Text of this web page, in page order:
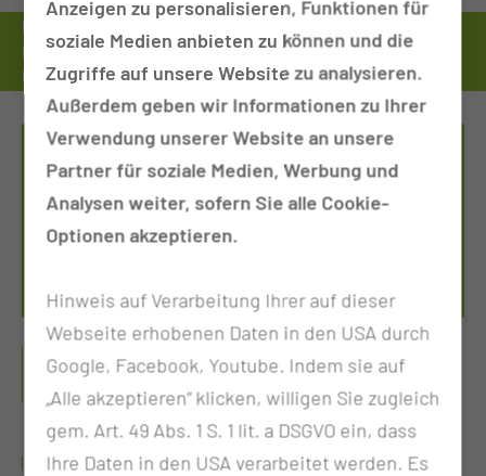
Patienten & Besucher
Kliniken, Departments & Sektionen
Nuklearmedizin
Port-Sprechstunde (Portkatheter)
TERMINVEREINBARUNG - ALEXANDER
REINSBERG
Tel.:+49 355 46 1642
PORT SPRECHSTUNDE
(PORTKATHETER)
WANN FINDET DIE SPRECHSTUNDE STATT?
Anzeigen zu personalisieren, Funktionen für
soziale Medien anbieten zu können und die
Zugriffe auf unsere Website zu analysieren.
Außerdem geben wir Informationen zu Ihrer
Verwendung unserer Website an unsere
Partner für soziale Medien, Werbung und
Analysen weiter, sofern Sie alle Cookie-
Optionen akzeptieren.
Hinweis auf Verarbeitung Ihrer auf dieser
Webseite erhobenen Daten in den USA durch
Google, Facebook, Youtube. Indem sie auf
„Alle akzeptieren“ klicken, willigen Sie zugleich
gem. Art. 49 Abs. 1 S. 1 lit. a DSGVO ein, dass
Ihre Daten in den USA verarbeitet werden. Es